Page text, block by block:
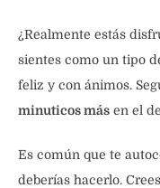
¿Realmente estás
sientes como un tipo
feliz y con ánimos.
minuticos más en el
Es común que te
deberías hacerlo.